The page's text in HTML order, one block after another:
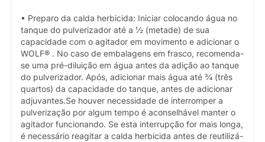
• Preparo da calda herbicida: Iniciar colocando água no
tanque do pulverizador até a ½ (metade) de sua
capacidade com o agitador em movimento e adicionar o
WOLF® . No caso de embalagens em frasco, recomenda-
se uma pré-diluição em água antes da adição ao tanque
do pulverizador. Após, adicionar mais água até ¾ (três
quartos) da capacidade do tanque, antes de adicionar
adjuvantes.Se houver necessidade de interromper a
pulverização por algum tempo é aconselhável manter o
agitador funcionando. Se esta interrupção for mais longa,
é necessário reagitar a calda herbicida antes de reutilizá-